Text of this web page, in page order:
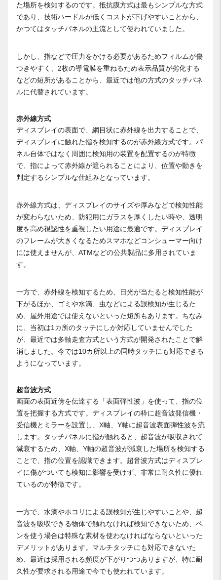
た場所を検知するのです。抵抗膜方式は最もシンプルな方式
であり、技術ハードルが低くコストが下げやすいことから、
かつてはタッチパネルの主流として使われていました。
しかし、指などで圧力をかける必要があるためフィルムが傷
つきやすく、2枚の導電膜を重ねるため表示品質が劣化する
などの短所があることから、最近では他の方式のタッチパネ
ルに代替されています。
赤外線方式
ディスプレイの表面で、網目状に赤外線を出力することで、
ディスプレイに触れた指を検知するのが赤外線方式です。パ
ネル自体ではなく周囲に検知用の装置を配置するのが特徴
で、指によって赤外線が遮られることにより、位置や動きを
判定するシンプルな仕組みとなっています。
赤外線方式は、ディスプレイのサイズや厚みなどで検知性能
が変わらないため、防犯用にガラスを厚くしたい時や、透明
度を高め視認性を重視したい用途に最適です。ディスプレイ
のフレームが大きくなるためスマホなどコンシューマー向け
には使えませんが、ATMなどの公共製品に多用されていま
す。
一方で、赤外線を検知するため、日光が当たると検知性能が
下がるほか、ゴミや水滴、虫などによる誤検知が生じるた
め、屋外用途では使えないといった短所もあります。ちなみ
に、当初は1カ所のタッチにしか対応していませんでした
が、最近では多軸走査方式という方式が開発されたことで解
消しました。今では10カ所以上の同時タッチにも対応できる
ようになっています。
超音波方式
画面の表面近傍を伝達する「表面弾性波」を使って、指の位
置を把握する方式です。ディスプレイの枠に超音波発信機・
受信機とミラーを設置し、X軸、Y軸に超音波表面弾性波を流
します。タッチパネルに指が触れると、超音波が吸収されて
減衰するため、X軸、Y軸の超音波が減衰した場所を検知する
ことで、指の位置を認識できます。超音波方式はディスプレ
イに傷がついても検知に影響を受けず、非常に耐久性に優れ
ているのが特徴です。
一方で、水滴やホコリによる誤検知が生じやすいことや、超
音波を吸収できる物体で触れなければ検知できないため、ペ
ンを使う場合は特殊な素材を使わなければならないといった
デメリットがあります。マルチタッチにも対応できないた
め、最近は採用される頻度が下がりつつありますが、特に耐
久性が要求される用途で今でも使われています。